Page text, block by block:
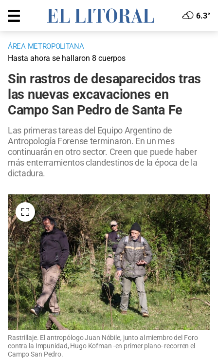
6.3°
ÁREA METROPOLITANA
Hasta ahora se hallaron 8 cuerpos
Sin rastros de desaparecidos tras
las nuevas excavaciones en
Campo San Pedro de Santa Fe
Las primeras tareas del Equipo Argentino de
Antropología Forense terminaron. En un mes
continuarán en otro sector. Creen que puede haber
más enterramientos clandestinos de la época de la
dictadura.
Rastrillaje. El antropólogo Juan Nóbile, junto al miembro del Foro
contra la Impunidad, Hugo Kofman -en primer plano- recorren el
Campo San Pedro.